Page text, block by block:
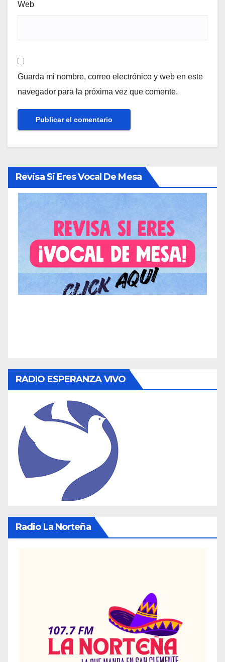
Web
Guarda mi nombre, correo electrónico y web en este
navegador para la próxima vez que comente.
Revisa Si Eres Vocal De Mesa
RADIO ESPERANZA VIVO
Radio La Norteña